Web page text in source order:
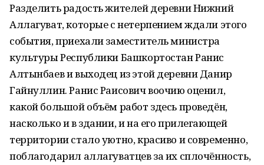
Разделить радость жителей деревни Нижний
Аллагуват, которые с нетерпением ждали этого
события, приехали заместитель министра
культуры Республики Башкортостан Ранис
Алтынбаев и выходец из этой деревни Данир
Гайнуллин. Ранис Раисович воочию оценил,
какой большой объём работ здесь проведён,
насколько и в здании, и на его прилегающей
территории стало уютно, красиво и современно,
поблагодарил аллагуватцев за их сплочённость,